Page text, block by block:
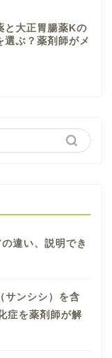
と大正胃腸薬Kの
選ぶ？薬剤師がメ
違い、説明でき
サンシシ）を含
症を薬剤師が解